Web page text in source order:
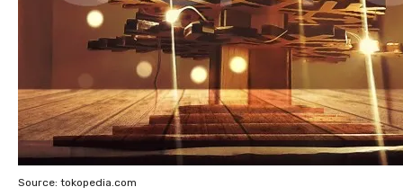
Source: tokopedia.com